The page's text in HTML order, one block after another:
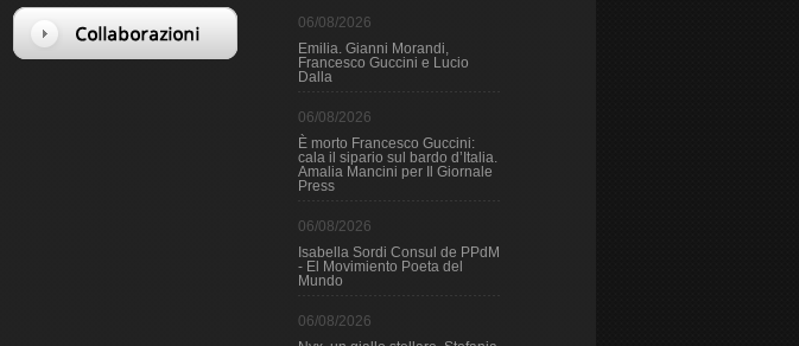
06/08/2026
Emilia. Gianni Morandi,
Francesco Guccini e Lucio
Dalla
06/08/2026
È morto Francesco Guccini:
cala il sipario sul bardo d’Italia.
Amalia Mancini per Il Giornale
Press
06/08/2026
Isabella Sordi Consul de PPdM
- El Movimiento Poeta del
Mundo
06/08/2026